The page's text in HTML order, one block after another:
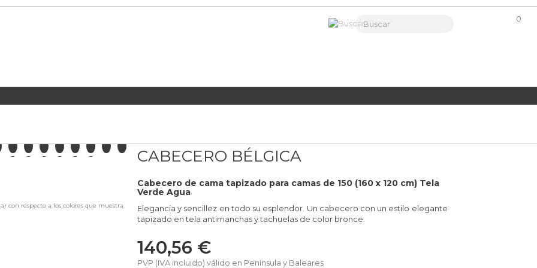
PENÍNSULA
SIN INTERMEDIARIOS
EN TU HOGAR
0
con respecto a los colores que muestra
CABECERO BÉLGICA
Cabecero de cama tapizado para camas de 150 (160 x 120 cm) Tela
Verde Agua
Elegancia y sencillez en todo su esplendor. Un cabecero con un estilo elegante
tapizado en tela antimanchas y tachuelas de color bronce.
140,56 €
PVP (IVA incluido) válido en Península y Baleares